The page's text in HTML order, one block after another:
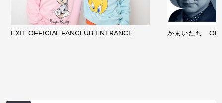
EXIT OFFICIAL FANCLUB ENTRANCE かまいたち